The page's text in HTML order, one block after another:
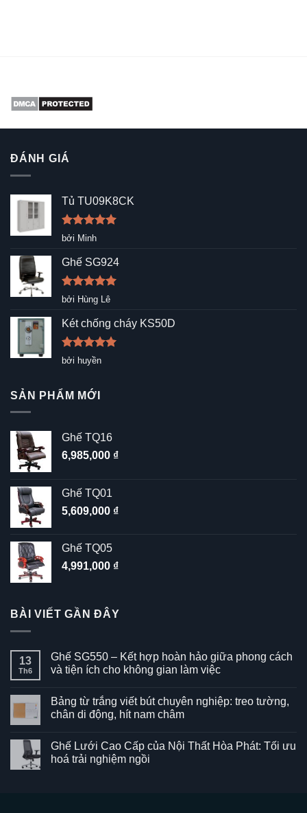
ĐÁNH GIÁ
Tủ TU09K8CK
Được xếp
sao
bởi Minh
Ghế SG924
Được xếp
5
sao
bởi Hùng Lê
Két chống cháy KS50D
Được xếp
hạng5
bởi huyền
SẢN PHẨM MỚI
Ghế TQ16
6,985,000 ₫
Ghế TQ01
5,609,000 ₫
Ghế TQ05
4,991,000 ₫
BÀI VIẾT GẦN ĐÂY
13
Th6
Ghế SG550 – Kết hợp hoàn hảo giữa phong cách
và tiện ích cho không gian làm việc
bình
luận
ở
–
Kết
hợp
Bảng từ trắng viết bút chuyên nghiệp: treo tường,
chân di động, hít nam châm
bình
luận
ở
Ghế Lưới Cao Cấp của Nội Thất Hòa Phát: Tối ưu
hoá trải nghiệm ngồi